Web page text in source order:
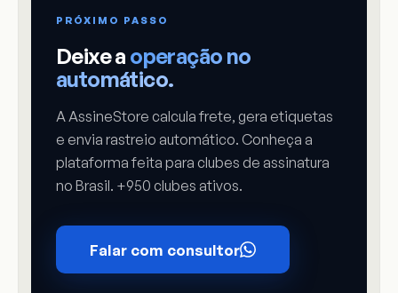
PRÓXIMO PASSO
Deixe a operação no
automático.
A AssineStore calcula frete, gera etiquetas
e envia rastreio automático. Conheça a
plataforma feita para clubes de assinatura
no Brasil. +950 clubes ativos.
Falar com consultor